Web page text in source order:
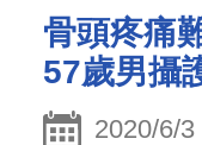
骨頭疼痛
57歲男攝
2020/6/3